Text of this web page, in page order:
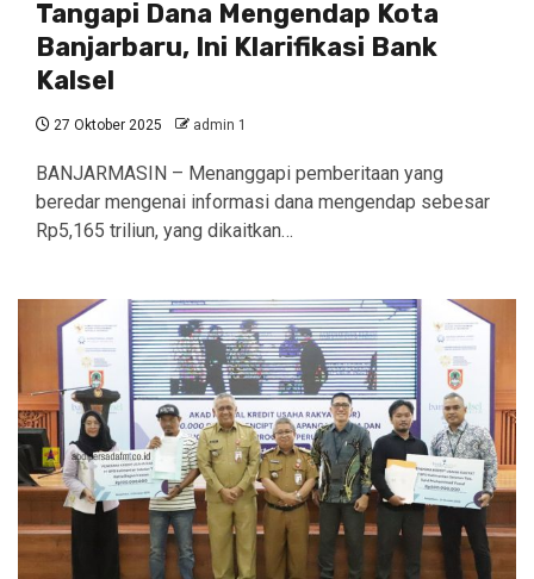
Tangapi Dana Mengendap Kota
Banjarbaru, Ini Klarifikasi Bank
Kalsel
27 Oktober 2025 admin 1
BANJARMASIN – Menanggapi pemberitaan yang
beredar mengenai informasi dana mengendap sebesar
Rp5,165 triliun, yang dikaitkan…